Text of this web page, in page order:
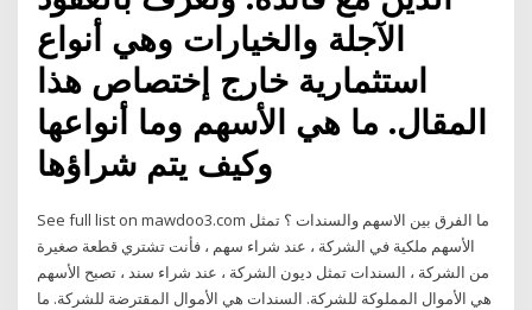
الآجلة والخيارات وهي أنواع
استثمارية خارج إختصاص هذا
المقال. ما هي الأسهم وما أنواعها
وكيف يتم شراؤها
See full list on mawdoo3.com ما الفرق بين الاسهم والسندات ؟ تمثل
الأسهم ملكية في الشركة ، عند شراء سهم ، فأنت تشتري قطعة صغيرة
من الشركة ، السندات تمثل ديون الشركة ، عند شراء سند ، تصبح الأسهم
هي الأموال المملوكة للشركة. السندات هي الأموال المقترضة للشركة. ما